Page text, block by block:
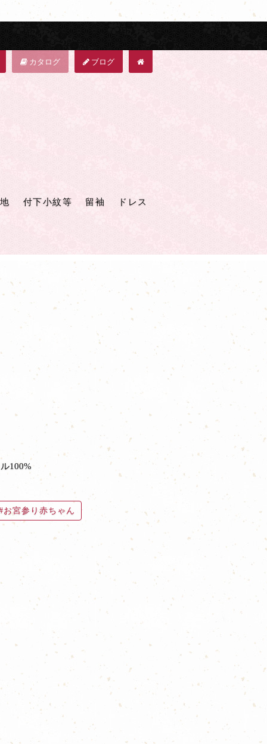
カタログ ブログ
付下小紋等 留袖 ドレス
100%
お宮参り赤ちゃん